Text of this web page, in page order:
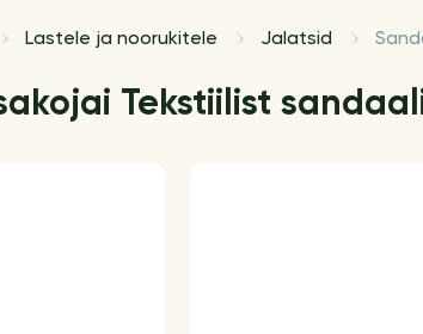
Lastele ja noorukitele Jalatsid
Tekstiilist